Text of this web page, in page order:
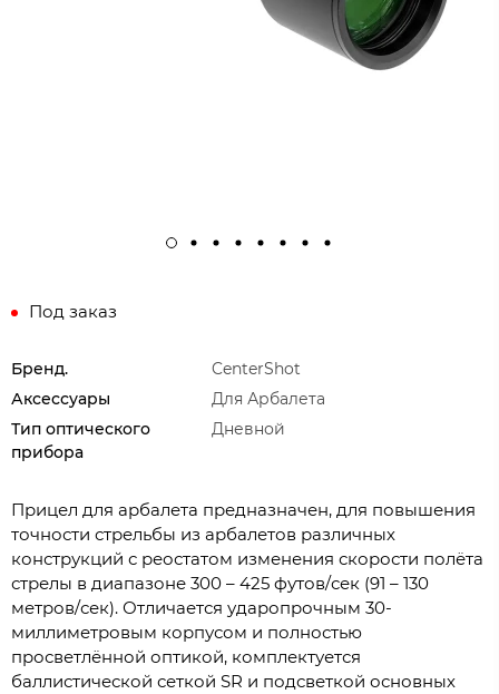
Под заказ
Бренд.
CenterShot
Аксессуары
Для Арбалета
Тип оптического
прибора
Дневной
Прицел для арбалета предназначен, для повышения
точности стрельбы из арбалетов различных
конструкций с реостатом изменения скорости полёта
стрелы в диапазоне 300 – 425 футов/сек (91 – 130
метров/сек). Отличается ударопрочным 30-
миллиметровым корпусом и полностью
просветлённой оптикой, комплектуется
баллистической сеткой SR и подсветкой основных